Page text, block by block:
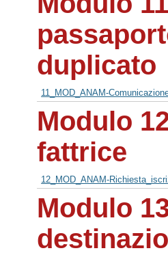
duplicato
11_MOD_ANAM-
Modulo
fattrice
12_MOD_ANAM-
Modulo